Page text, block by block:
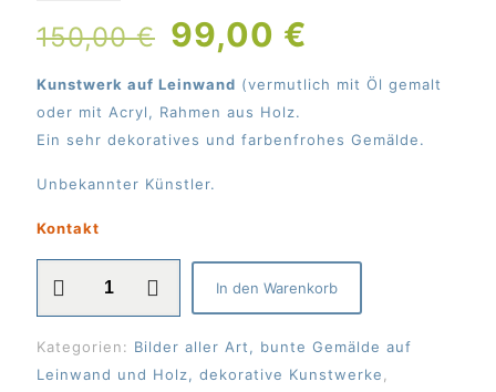
150,00€ Ursprünglicher
Preis
war:
150,00 €
99,00 €
Preis
ist:
99,00 €.
Kunstwerk auf Leinwand (vermutlich mit Öl gemalt
oder mit Acryl, Rahmen aus Holz.
Ein sehr dekoratives und farbenfrohes Gemälde.
Unbekannter Künstler.
Kontakt
150x100cm
Menge
In den Warenkorb
Kategorien: Bilder aller Art, bunte Gemälde auf
Leinwand und Holz, dekorative Kunstwerke